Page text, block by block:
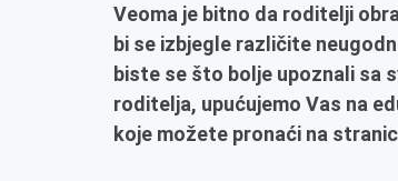
Veoma je bitno da roditelji
bi se izbjegle različite
biste se što bolje upoznali sa
roditelja, upućujemo Vas na
koje možete pronaći na